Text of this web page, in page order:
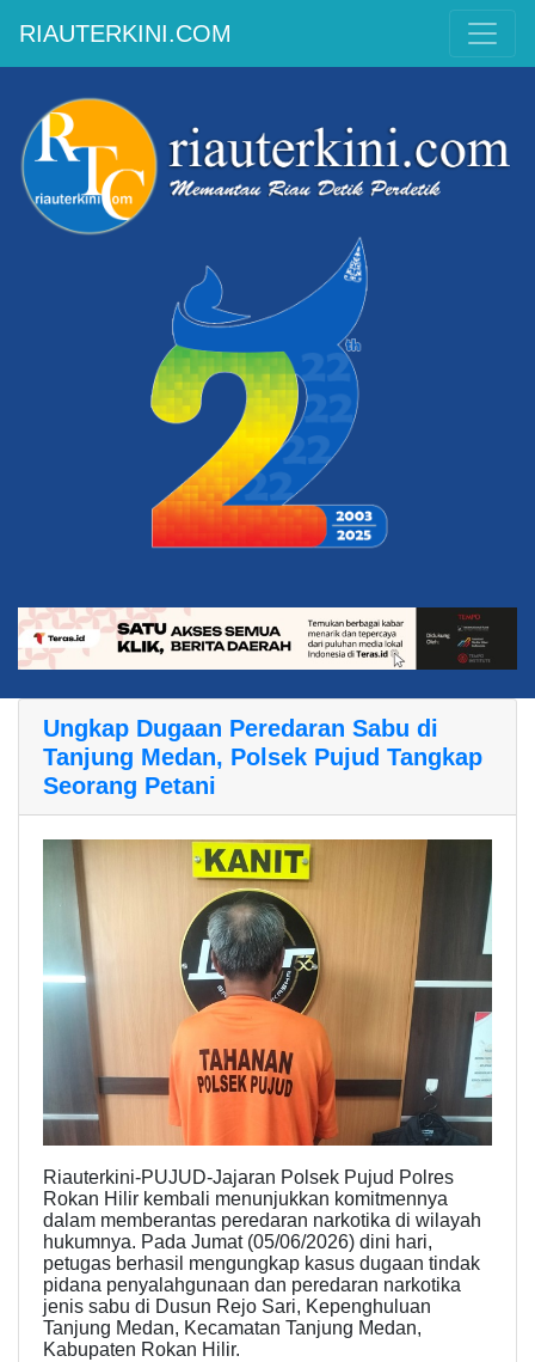
RIAUTERKINI.COM
Ungkap Dugaan Peredaran Sabu di
Tanjung Medan, Polsek Pujud Tangkap
Seorang Petani
Riauterkini-PUJUD-Jajaran Polsek Pujud Polres
Rokan Hilir kembali menunjukkan komitmennya
dalam memberantas peredaran narkotika di wilayah
hukumnya. Pada Jumat (05/06/2026) dini hari,
petugas berhasil mengungkap kasus dugaan tindak
pidana penyalahgunaan dan peredaran narkotika
jenis sabu di Dusun Rejo Sari, Kepenghuluan
Tanjung Medan, Kecamatan Tanjung Medan,
Kabupaten Rokan Hilir.